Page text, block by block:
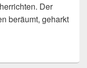
Der
beräumt, geharkt
Wochenende